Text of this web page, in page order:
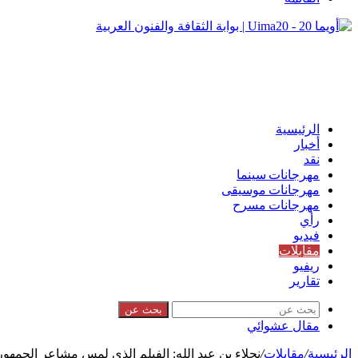
الرئيسية
أخبار
نقد
مهرجانات سينما
مهرجانات موسيقى
مهرجانات مسرح
رأي
فيديو
مقابلات
ريفيو
تقارير
بحث عن
مقال عشوائي
الرئيسية/مقابلات/نجلاء بن عبد الله: الفيلم الذي لمس مشاعر الجمهور